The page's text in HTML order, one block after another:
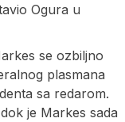
Ogura u
se ozbiljno
plasmana
sa redarom.
je Markes sada